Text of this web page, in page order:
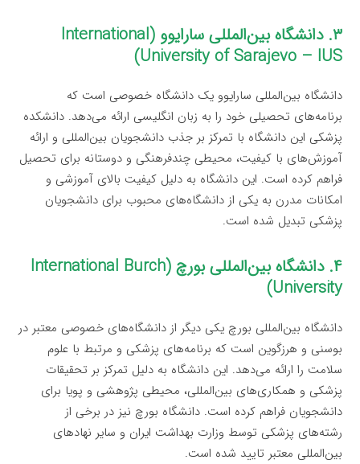
۳. دانشگاه بین‌المللی سارایوو (International
University of Sarajevo – IUS)
دانشگاه بین‌المللی سارایوو یک دانشگاه خصوصی است که
برنامه‌های تحصیلی خود را به زبان انگلیسی ارائه می‌دهد. دانشکده
پزشکی این دانشگاه با تمرکز بر جذب دانشجویان بین‌المللی و ارائه
آموزش‌های با کیفیت، محیطی چندفرهنگی و دوستانه برای تحصیل
فراهم کرده است. این دانشگاه به دلیل کیفیت بالای آموزشی و
امکانات مدرن به یکی از دانشگاه‌های محبوب برای دانشجویان
پزشکی تبدیل شده است.
۴. دانشگاه بین‌المللی بورچ (International Burch
University)
دانشگاه بین‌المللی بورچ یکی دیگر از دانشگاه‌های خصوصی معتبر در
بوسنی و هرزگوین است که برنامه‌های پزشکی و مرتبط با علوم
سلامت را ارائه می‌دهد. این دانشگاه به دلیل تمرکز بر تحقیقات
پزشکی و همکاری‌های بین‌المللی، محیطی پژوهشی و پویا برای
دانشجویان فراهم کرده است. دانشگاه بورچ نیز در برخی از
رشته‌های پزشکی توسط وزارت بهداشت ایران و سایر نهادهای
بین‌المللی معتبر تایید شده است.